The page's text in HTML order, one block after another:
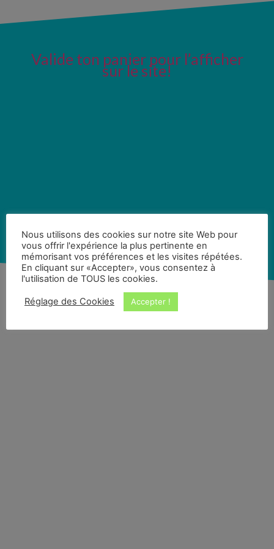
Valide ton panier pour l’afficher
sur le site!
Nous utilisons des cookies sur notre site Web pour
vous offrir l'expérience la plus pertinente en
mémorisant vos préférences et les visites répétées.
En cliquant sur «Accepter», vous consentez à
l'utilisation de TOUS les cookies.
Réglage des Cookies Accepter !